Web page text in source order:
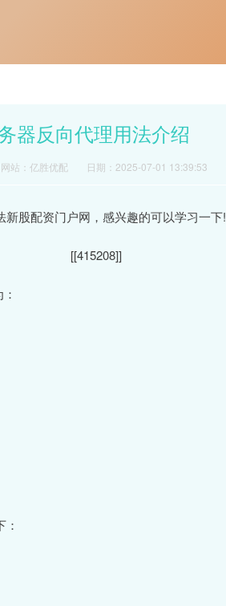
器反向代理用法介绍
网站：亿胜优配 日期：2025-07-01 13:39:53
股配资门户网，感兴趣的可以学习一下!
[[415208]]